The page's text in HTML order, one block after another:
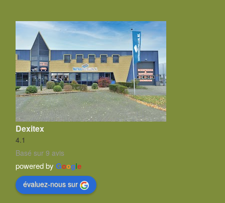
Dexitex
4.1
Basé sur 9 avis
powered by Google
évaluez-nous sur